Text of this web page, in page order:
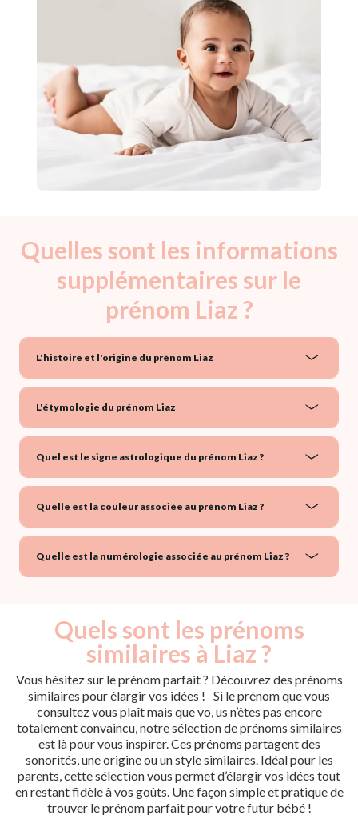
Quelles sont les informations
supplémentaires sur le
prénom Liaz ?
L'histoire et l'origine du prénom Liaz
L'étymologie du prénom Liaz
Quel est le signe astrologique du prénom Liaz ?
Quelle est la couleur associée au prénom Liaz ?
Quelle est la numérologie associée au prénom Liaz ?
Quels sont les prénoms
similaires à Liaz ?
Vous hésitez sur le prénom parfait ? Découvrez des prénoms
similaires pour élargir vos idées ! Si le prénom que vous
consultez vous plaît mais que vo, us n’êtes pas encore
totalement convaincu, notre sélection de prénoms similaires
est là pour vous inspirer. Ces prénoms partagent des
sonorités, une origine ou un style similaires. Idéal pour les
parents, cette sélection vous permet d’élargir vos idées tout
en restant fidèle à vos goûts. Une façon simple et pratique de
trouver le prénom parfait pour votre futur bébé !